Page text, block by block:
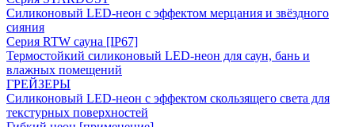
Силиконовый LED-неон с эффектом мерцания и звёздного
сияния
Серия RTW сауна [IP67]
Термостойкий силиконовый LED-неон для саун, бань и
влажных помещений
ГРЕЙЗЕРЫ
Силиконовый LED-неон с эффектом скользящего света для
текстурных поверхностей